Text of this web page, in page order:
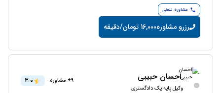
مشاوره تلفنی
رزرو مشاوره16,000 تومان/دقیقه
احسان حبیبی
وکیل پایه یک دادگستری
9+ مشاوره 3.0